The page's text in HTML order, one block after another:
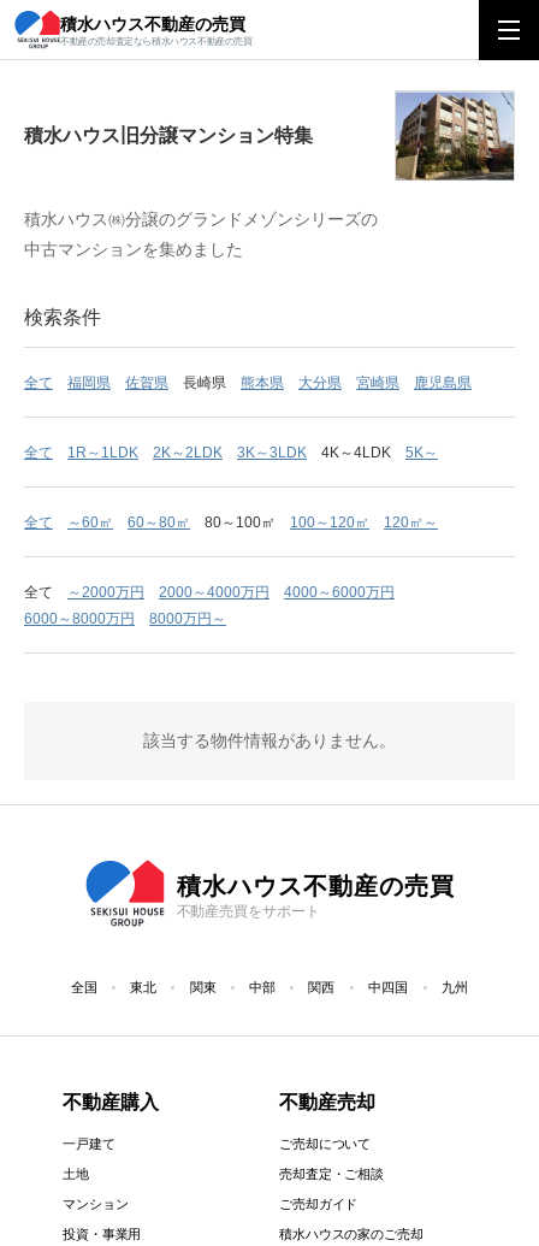
積水ハウス不動産の売買
不動産の売却査定なら積水ハウス不動産の売買
積水ハウス旧分譲マンション特集
積水ハウス旧分譲マンション特集
積水ハウス㈱分譲のグランドメゾンシリーズの
中古マンションを集めました
検索条件
全て 福岡県 佐賀県 長崎県 熊本県 大分県 宮崎県 鹿児島県
全て 1R～1LDK 2K～2LDK 3K～3LDK 4K～4LDK 5K～
全て ～60㎡ 60～80㎡ 80～100㎡ 100～120㎡ 120㎡～
全て ～2000万円 2000～4000万円
4000～6000万円
6000～8000万円
8000万円～
該当する物件情報がありません。
積水ハウス不動産の売買
不動産売買をサポート
全国 東北 関東 中部 関西 中四国 九州
不動産購入
一戸建て
土地
マンション
投資・事業用
不動産売却
ご売却について
売却査定・ご相談
ご売却ガイド
積水ハウスの家のご売却